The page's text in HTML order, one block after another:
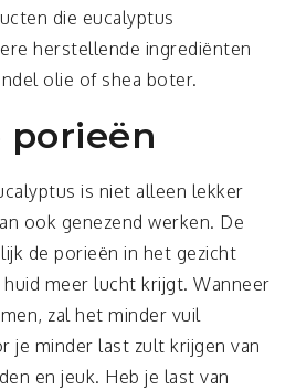
die eucalyptus
herstellende ingrediënten
olie of shea boter.
porieën
is niet alleen lekker
ook genezend werken. De
de porieën in het gezicht
meer lucht krijgt. Wanneer
zal het minder vuil
je minder last zult krijgen van
en jeuk. Heb je last van